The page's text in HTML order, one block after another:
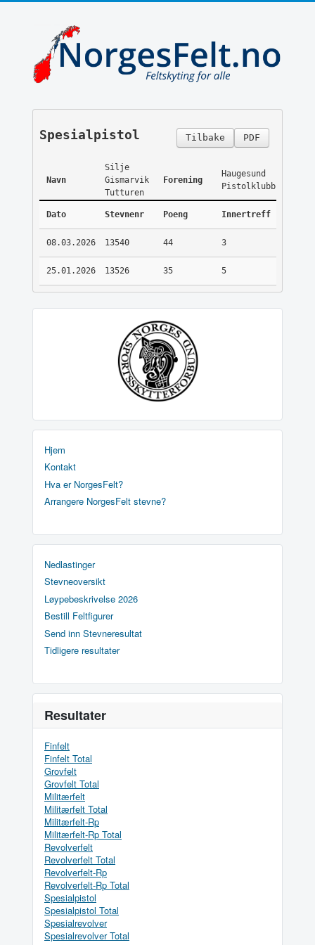
PDF
Tilbake
Spesialpistol
Navn
Silje
Gismarvik
Tutturen
Forening
Haugesund
Pistolklubb
Dato Stevnenr Poeng Innertreff
08.03.2026 13540 44 3
25.01.2026 13526 35 5
Hjem
Kontakt
Hva er NorgesFelt?
Arrangere NorgesFelt stevne?
Nedlastinger
Stevneoversikt
Løypebeskrivelse 2026
Bestill Feltfigurer
Send inn Stevneresultat
Tidligere resultater
Resultater
Finfelt
Finfelt Total
Grovfelt
Grovfelt Total
Militærfelt
Militærfelt Total
Militærfelt-Rp
Militærfelt-Rp Total
Revolverfelt
Revolverfelt Total
Revolverfelt-Rp
Revolverfelt-Rp Total
Spesialpistol
Spesialpistol Total
Spesialrevolver
Spesialrevolver Total